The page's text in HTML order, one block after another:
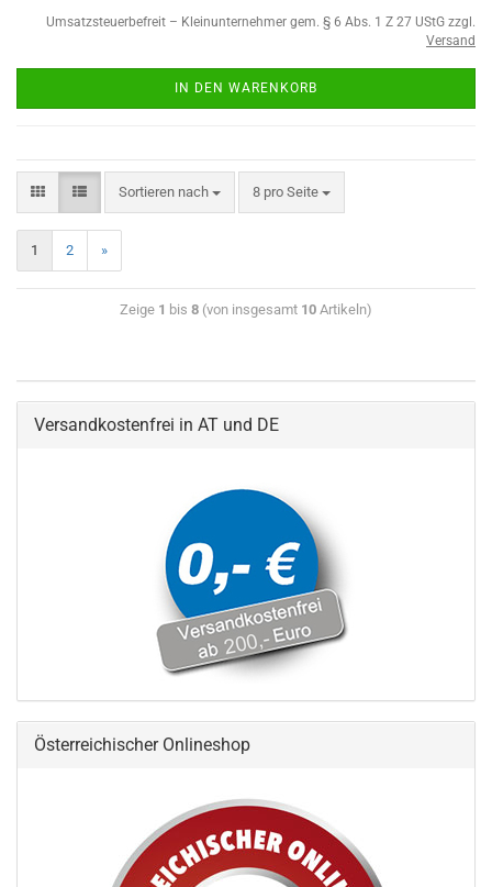
Umsatzsteuerbefreit – Kleinunternehmer gem. § 6 Abs. 1 Z 27 UStG zzgl.
Versand
IN DEN WARENKORB
Sortieren nach 8 pro Seite
1 2 »
Zeige 1 bis 8 (von insgesamt 10 Artikeln)
Versandkostenfrei in AT und DE
Österreichischer Onlineshop